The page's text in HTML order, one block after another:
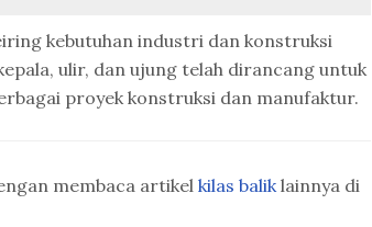
kebutuhan industri dan konstruksi
ulir, dan ujung telah dirancang untuk
proyek konstruksi dan manufaktur.
membaca artikel kilas baliklainnya di